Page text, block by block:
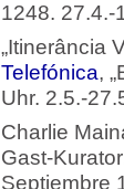
1248. 27.4.-
„Itinerância
Telefónica,
Uhr. 2.5.-
Charlie
Gast-
Septiembre